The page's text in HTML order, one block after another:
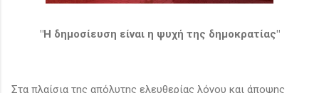
"Η δημοσίευση είναι η ψυχή της δημοκρατίας"
Στα πλαίσια της απόλυτης ελευθερίας λόγου και άποψης